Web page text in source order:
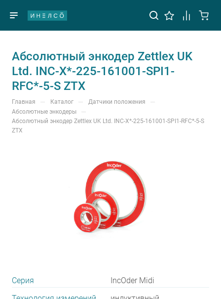
Абсолютный энкодер Zettlex UK
Ltd. INC-X*-225-161001-SPI1-
RFC*-5-S ZTX
Главная — Каталог — Датчики положения —
Абсолютные энкодеры —
Абсолютный энкодер Zettlex UK Ltd. INC-X*-225-161001-SPI1-RFC*-5-S
ZTX
Серия
IncOder Midi